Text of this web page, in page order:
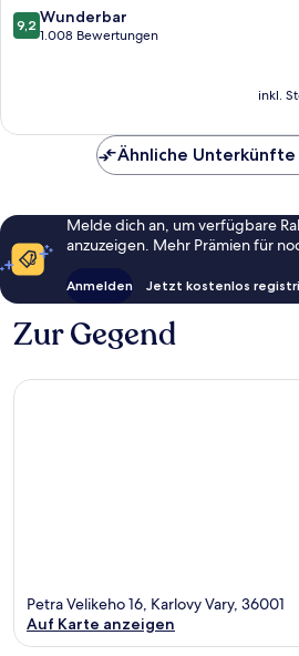
9.2
von
9,2 Wunderbar
1.008 Bewertungen
inkl.
Ähnliche
Melde dich an, um verfügbare
anzuzeigen. Mehr Prämien für
Anmelden Jetzt kostenlos
Zur Gegend
Petra Velikeho 16, Karlovy Vary, 36001
Auf Karte anzeigen